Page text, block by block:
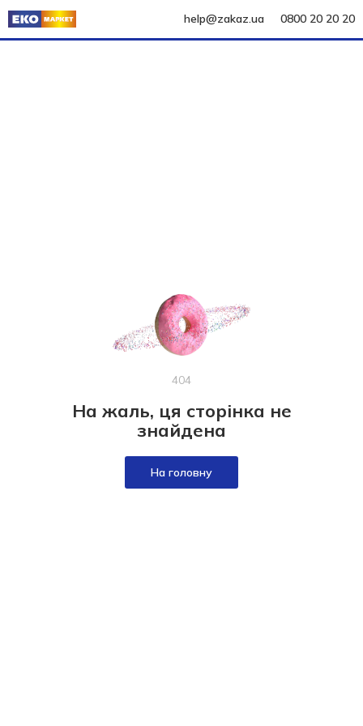
help@zakaz.ua 0800 20 20 20
404
На жаль, ця сторінка не
знайдена
На головну